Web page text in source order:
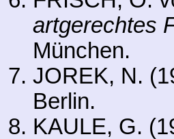
artgerechtes
München.
JOREK, N.
Berlin.
KAULE, G.